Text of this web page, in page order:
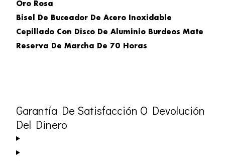
Oro Rosa
Bisel De Buceador De Acero Inoxidable
Cepillado Con Disco De Aluminio Burdeos Mate
Reserva De Marcha De 70 Horas
Garantía De Satisfacción O Devolución
Del Dinero